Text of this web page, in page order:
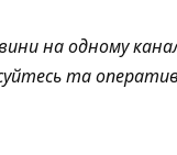
на одному
та